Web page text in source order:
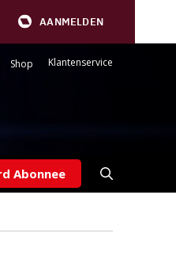
AANMELDEN
Shop Klantenservice
Abonnee